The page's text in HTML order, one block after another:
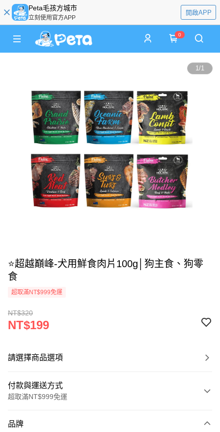
Peta毛孩方城市
立刻使用官方APP
開啟APP
0
1/1
⭐超越巔峰-犬用鮮食肉片100g│狗主食、狗零
食
超取滿NT$999免運
NT$320
NT$199
請選擇商品選項
付款與運送方式
超取滿NT$999免運
信用卡一次付款
品牌